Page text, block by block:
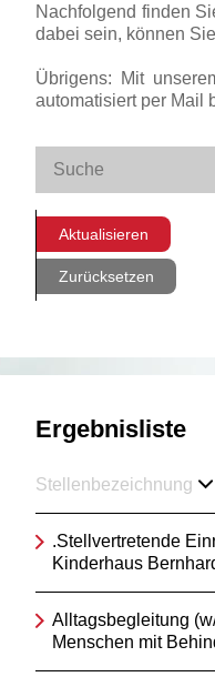
Nachfolgend finden
dabei sein, können
Übrigens: Mit
automatisiert per Mail
Aktualisieren
Zurücksetzen
Ergebnisliste
Stellenbezeichnung
.Stellvertretende
Kinderhaus
Alltagsbegleitung
Menschen mit